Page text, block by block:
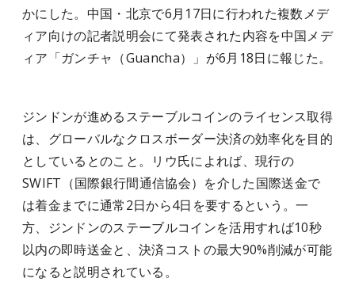
かにした。中国・北京で6月17日に行われた複数メデ
ィア向けの記者説明会にて発表された内容を中国メデ
ィア「ガンチャ（Guancha）」が6月18日に報じた。
ジンドンが進めるステーブルコインのライセンス取得
は、グローバルなクロスボーダー決済の効率化を目的
としているとのこと。リウ氏によれば、現行の
SWIFT（国際銀行間通信協会）を介した国際送金で
は着金までに通常2日から4日を要するという。一
方、ジンドンのステーブルコインを活用すれば10秒
以内の即時送金と、決済コストの最大90%削減が可能
になると説明されている。